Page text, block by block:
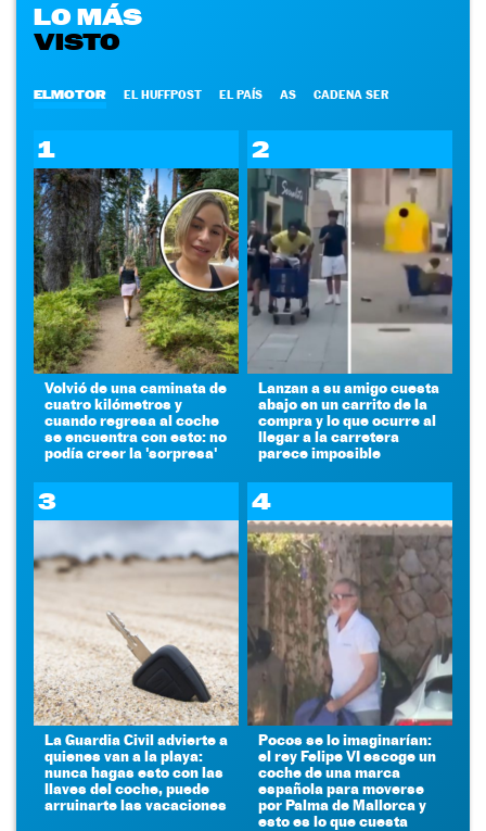
LO MÁS
VISTO
ELMOTOR EL HUFFPOST EL PAÍS AS CADENA SER
1
Volvió de una caminata de
cuatro kilómetros y
cuando regresa al coche
se encuentra con esto: no
podía creer la 'sorpresa'
2
Lanzan a su amigo cuesta
abajo en un carrito de la
compra y lo que ocurre al
llegar a la carretera
parece imposible
3
La Guardia Civil advierte a
quienes van a la playa:
nunca hagas esto con las
llaves del coche, puede
arruinarte las vacaciones
4
Pocos se lo imaginarían:
el rey Felipe VI escoge un
coche de una marca
española para moverse
por Palma de Mallorca y
esto es lo que cuesta